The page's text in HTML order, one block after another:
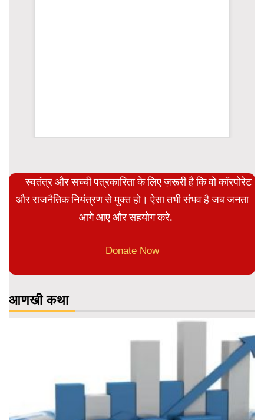
स्वतंत्र और सच्ची पत्रकारिता के लिए ज़रूरी है कि वो कॉरपोरेट
और राजनैतिक नियंत्रण से मुक्त हो। ऐसा तभी संभव है जब जनता
आगे आए और सहयोग करे.
Donate Now
आणखी कथा